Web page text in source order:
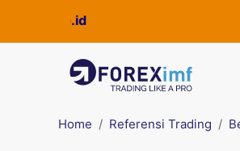
Home Referensi Trading